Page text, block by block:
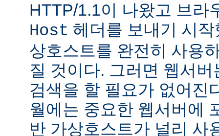
HTTP/1.1이 나왔고 브라
Host 헤더를 보내기 시
상호스트를 완전히 사용
질 것이다. 그러면 웹서
검색을 할 필요가 없어진
월에는 중요한 웹서버에
반 가상호스트가 널리 사